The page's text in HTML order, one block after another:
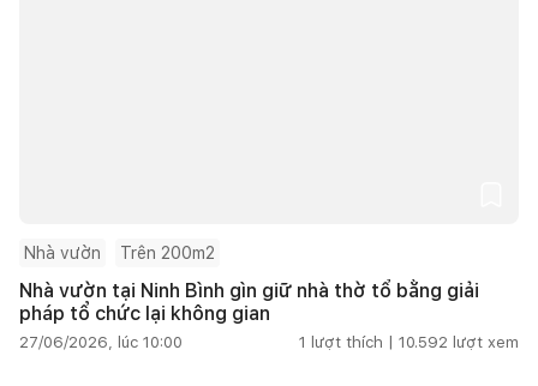
Nhà vườn Trên 200m2
Nhà vườn tại Ninh Bình gìn giữ nhà thờ tổ bằng giải
pháp tổ chức lại không gian
27/06/2026, lúc 10:00 1 lượt thích | 10.592 lượt xem